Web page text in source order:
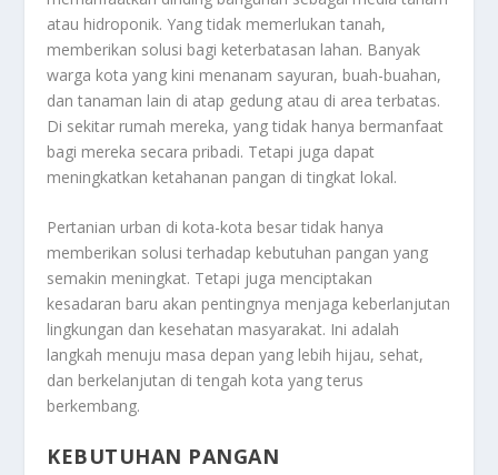
atau hidroponik. Yang tidak memerlukan tanah,
memberikan solusi bagi keterbatasan lahan. Banyak
warga kota yang kini menanam sayuran, buah-buahan,
dan tanaman lain di atap gedung atau di area terbatas.
Di sekitar rumah mereka, yang tidak hanya bermanfaat
bagi mereka secara pribadi. Tetapi juga dapat
meningkatkan ketahanan pangan di tingkat lokal.
Pertanian urban di kota-kota besar tidak hanya
memberikan solusi terhadap kebutuhan pangan yang
semakin meningkat. Tetapi juga menciptakan
kesadaran baru akan pentingnya menjaga keberlanjutan
lingkungan dan kesehatan masyarakat. Ini adalah
langkah menuju masa depan yang lebih hijau, sehat,
dan berkelanjutan di tengah kota yang terus
berkembang.
KEBUTUHAN PANGAN